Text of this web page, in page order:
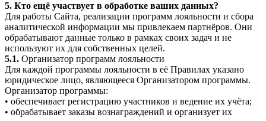
5. Кто ещё участвует в обработке ваших данных?
Для работы Сайта, реализации программ лояльности и сбора
аналитической информации мы привлекаем партнёров. Они
обрабатывают данные только в рамках своих задач и не
используют их для собственных целей.
5.1. Организатор программ лояльности
Для каждой программы лояльности в её Правилах указано
юридическое лицо, являющееся Организатором программы.
Организатор программы:
• обеспечивает регистрацию участников и ведение их учёта;
• обрабатывает заказы вознаграждений и организует их